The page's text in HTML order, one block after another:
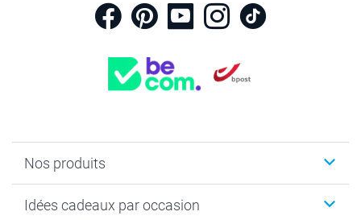
Nos produits
Cadeaux photo
Idées cadeaux par occasion